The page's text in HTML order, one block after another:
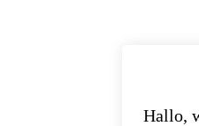
Hallo,